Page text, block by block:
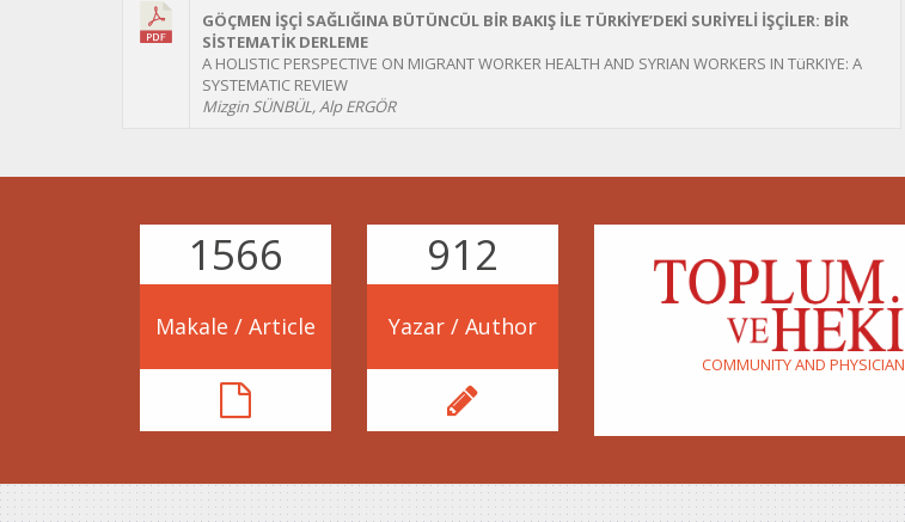
GÖÇMEN İŞÇİ SAĞLIĞINA BÜTÜNCÜL BİR BAKIŞ İLE TÜRKİYE’DEKİ SURİYELİ İŞÇİLER: BİR
SİSTEMATİK DERLEME
A HOLISTIC PERSPECTIVE ON MIGRANT WORKER HEALTH AND SYRIAN WORKERS IN TüRKIYE: A
SYSTEMATIC REVIEW
Mizgin SÜNBÜL, Alp ERGÖR
2592
Makale / Article
1509
Yazar / Author
COMMUNITY AND PHYSICIAN